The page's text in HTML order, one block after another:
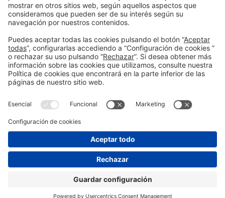
#PISCINABARCELONA
en las redes sociales
© 2024 Fira de Barcelona
Instagram?